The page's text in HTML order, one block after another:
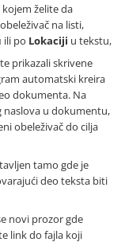
želite da
na listi,
ili po Lokaciji u tekstu,
prikazali skrivene
automatski kreira
dokumenta. Na
naslova u dokumentu,
obeleživač do cilja
tamo gde je
deo teksta biti
novi prozor gde
link do fajla koji